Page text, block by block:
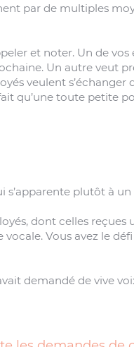
par de multiples
et noter. Un de vos
Un autre veut
veulent s’échanger
qu’une toute petite
plutôt à un
dont celles reçues
Vous avez le
demandé de vive